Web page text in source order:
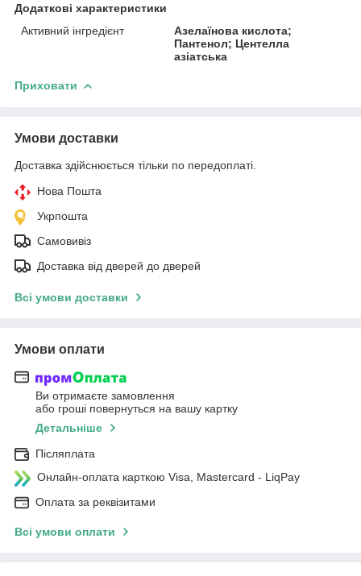
Додаткові характеристики
Активний інгредієнт
Азелаїнова кислота;
Пантенол; Центелла
азіатська
Приховати
Умови доставки
Доставка здійснюється тільки по передоплаті.
Нова Пошта
Укрпошта
Самовивіз
Доставка від дверей до дверей
Всі умови доставки
Умови оплати
Ви отримаєте замовлення
або гроші повернуться на вашу картку
Детальніше
Післяплата
Онлайн-оплата карткою Visa, Mastercard - LiqPay
Оплата за реквізитами
Всі умови оплати